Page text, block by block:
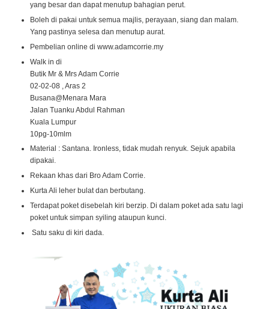
yang besar dan dapat menutup bahagian perut.
Boleh di pakai untuk semua majlis, perayaan, siang dan malam.
Yang pastinya selesa dan menutup aurat.
Pembelian online di www.adamcorrie.my
Walk in di
Butik Mr & Mrs Adam Corrie
02-02-08 , Aras 2
Busana@Menara Mara
Jalan Tuanku Abdul Rahman
Kuala Lumpur
10pg-10mlm
Material : Santana. Ironless, tidak mudah renyuk. Sejuk apabila
dipakai.
Rekaan khas dari Bro Adam Corrie.
Kurta Ali leher bulat dan berbutang.
Terdapat poket disebelah kiri berzip. Di dalam poket ada satu lagi
poket untuk simpan syiling ataupun kunci.
Satu saku di kiri dada.